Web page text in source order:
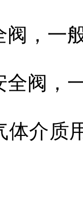
阀，一
全阀，
体介质